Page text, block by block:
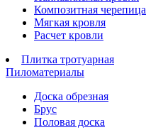
Композитная черепица
Мягкая кровля
Расчет кровли
Плитка тротуарная
Пиломатериалы
Доска обрезная
Брус
Половая доска